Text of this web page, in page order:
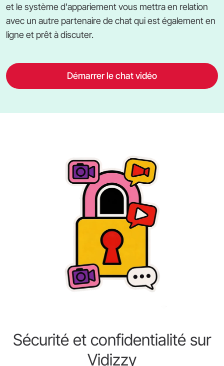
et le système d'appariement vous mettra en relation
avec un autre partenaire de chat qui est également en
ligne et prêt à discuter.
Démarrer le chat vidéo
Sécurité et confidentialité sur
Vidizzy